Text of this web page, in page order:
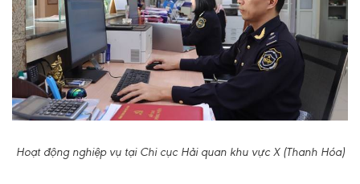
Hoạt động nghiệp vụ tại Chi cục Hải quan khu vực X (Thanh Hóa)